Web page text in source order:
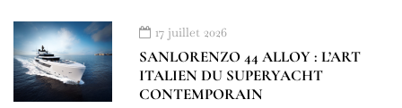
17 juillet 2026
SANLORENZO 44 ALLOY : L’ART
ITALIEN DU SUPERYACHT
CONTEMPORAIN